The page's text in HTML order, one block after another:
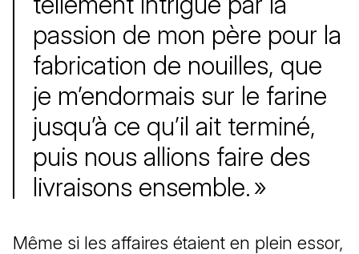
passion de mon père pour la
fabrication de nouilles, que
je m’endormais sur le farine
jusqu’à ce qu’il ait terminé,
puis nous allions faire des
livraisons ensemble. »
Même si les affaires étaient en plein essor,